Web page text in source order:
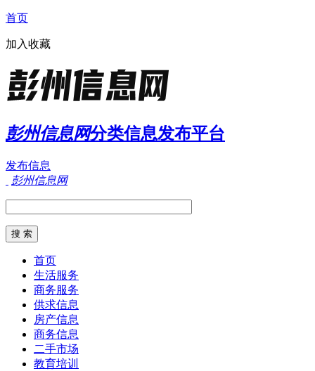
首页
加入收藏
彭州信息网分类信息发布平台
发布信息
彭州信息网
首页
生活服务
商务服务
供求信息
房产信息
商务信息
二手市场
教育培训